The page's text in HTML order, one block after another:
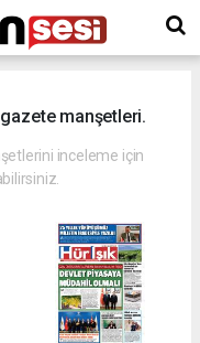
manşetleri.
inceleme için